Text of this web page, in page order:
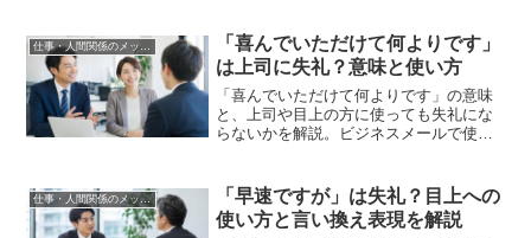
「喜んでいただけて何よりです」
は上司に失礼？意味と使い方
「喜んでいただけて何よりです」の意味
と、上司や目上の方に使っても失礼にな
らないかを解説。ビジネスメールで使え
仕事・人間関係のメッセージ
「早速ですが」は失礼？目上への
使い方と言い換え表現を解説